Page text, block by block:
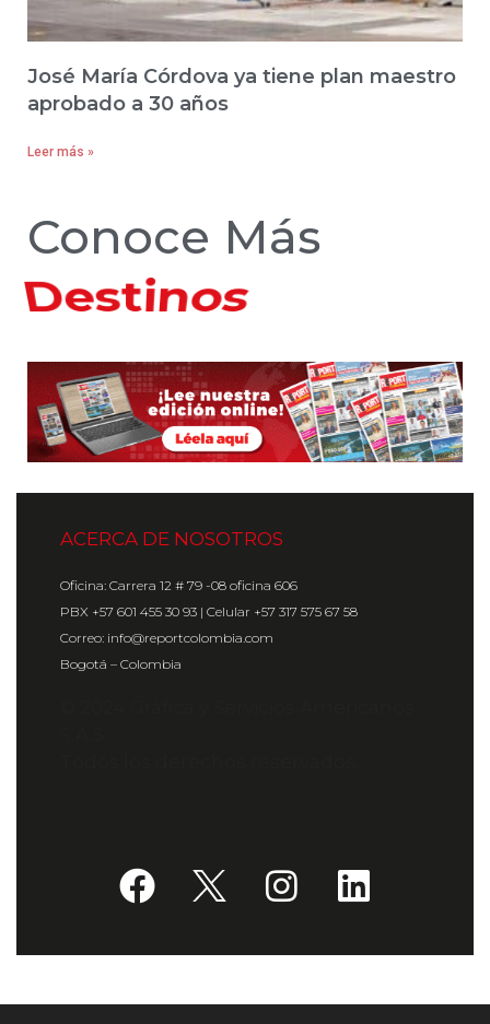
José María Córdova ya tiene plan maestro
aprobado a 30 años
Leer más »
Conoce Más
Hoteles
ACERCA DE NOSOTROS
Oficina: Carrera 12 # 79 -08 oficina 606
PBX +57 601 455 30 93 | Celular +57 317 575 67 58
Correo: info@reportcolombia.com
Bogotá – Colombia